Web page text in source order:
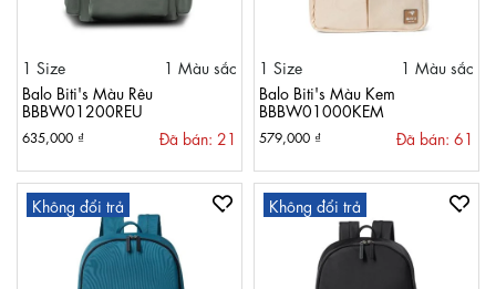
1 Size
1 Màu sắc
Balo Biti's Màu Rêu
BBBW01200REU
635,000 ₫ Đã bán: 21
1 Size
1 Màu sắc
Balo Biti's Màu Kem
BBBW01000KEM
579,000 ₫ Đã bán: 61
Không đổi trả Không đổi trả